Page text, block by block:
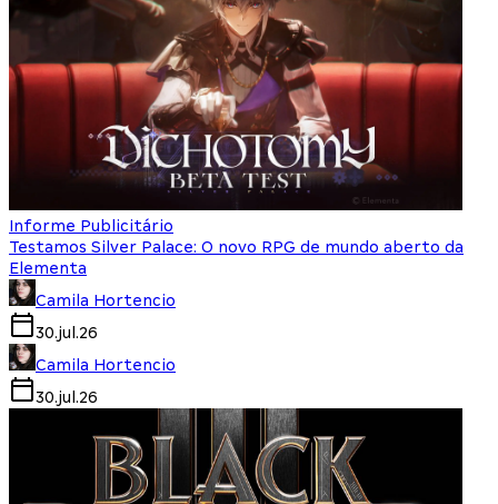
Informe Publicitário
Testamos Silver Palace: O novo RPG de mundo aberto da
Elementa
Camila Hortencio
30.jul.26
Camila Hortencio
30.jul.26